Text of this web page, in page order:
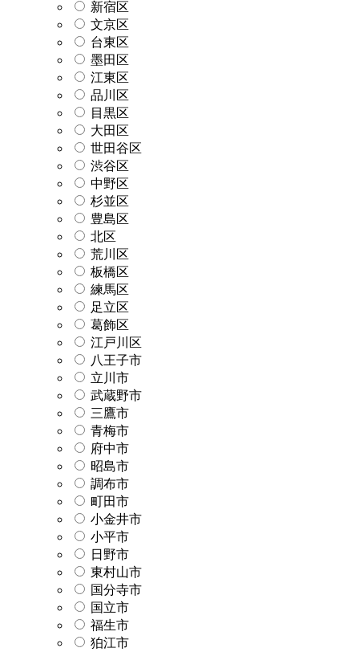
新宿区
文京区
台東区
墨田区
江東区
品川区
目黒区
大田区
世田谷区
渋谷区
中野区
杉並区
豊島区
北区
荒川区
板橋区
練馬区
足立区
葛飾区
江戸川区
八王子市
立川市
武蔵野市
三鷹市
青梅市
府中市
昭島市
調布市
町田市
小金井市
小平市
日野市
東村山市
国分寺市
国立市
福生市
狛江市